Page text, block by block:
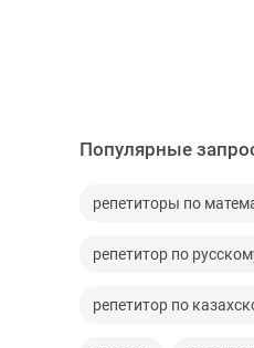
Популярные
репетиторы по
репетитор по
репетитор по